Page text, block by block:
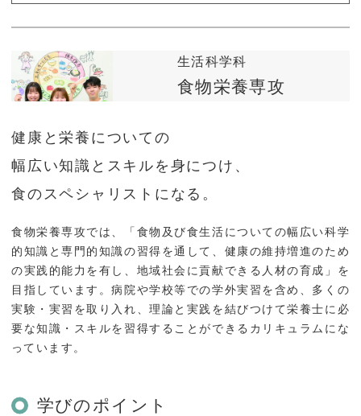
就職・進学
企業の方へ
ラム(K-IT@kentan)
お問い合わせ
キャンパスライフ トピックス
在学生の方へ
一般・社会人・卒業生の
方へ
鹿児島県立短期大学の基
本方針
教育情報の公表
生活科学科
食物栄養専攻
健康と栄養についての
幅広い知識とスキルを身につけ、
食のスペシャリストになる。
食物栄養専攻では、「食物及び食生活についての幅広い科学
的知識と専門的知識の習得を通して、健康の維持増進のため
の実践的能力を有し、地域社会に貢献できる人材の育成」を
目指しています。病院や学校等での学外実習を含め、多くの
実験・実習を取り入れ、理論と実践を結びつけて栄養士に必
要な知識・スキルを習得することができるカリキュラムにな
っています。
学びのポイント